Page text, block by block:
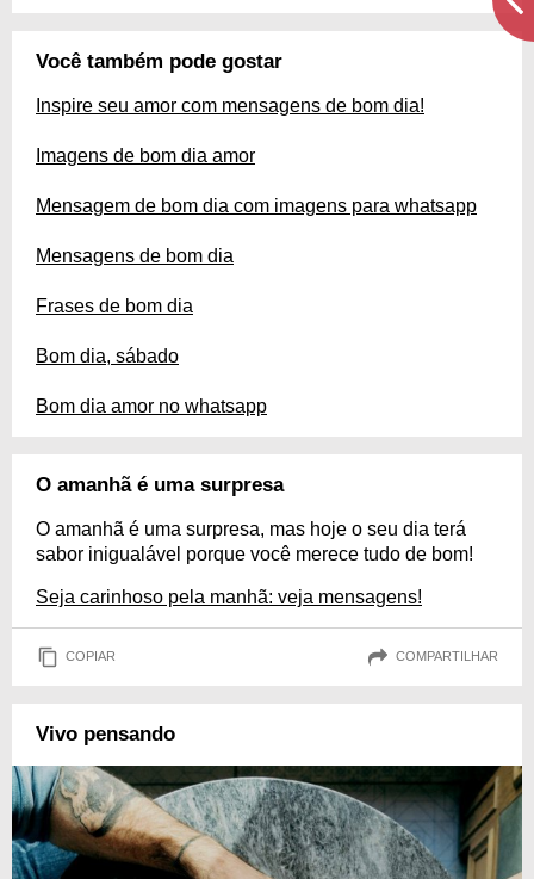
Você também pode gostar
Inspire seu amor com mensagens de bom dia!
Imagens de bom dia amor
Mensagem de bom dia com imagens para whatsapp
Mensagens de bom dia
Frases de bom dia
Bom dia, sábado
Bom dia amor no whatsapp
O amanhã é uma surpresa
O amanhã é uma surpresa, mas hoje o seu dia terá
sabor inigualável porque você merece tudo de bom!
Seja carinhoso pela manhã: veja mensagens!
COPIAR COMPARTILHAR
Vivo pensando